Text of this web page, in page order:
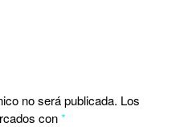
no será publicada. Los
con*